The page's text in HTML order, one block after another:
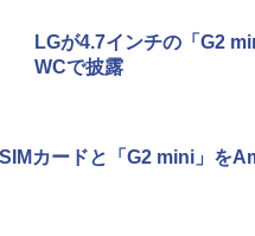
LGが4.7インチの「G2
WCで披露
カードと「G2 mini」を